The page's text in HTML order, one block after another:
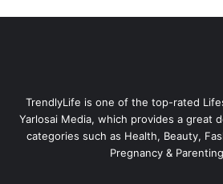
TrendlyLife is one of the top-rated
Yarlosai Media, which provides a great
categories such as Health, Beauty,
Pregnancy &